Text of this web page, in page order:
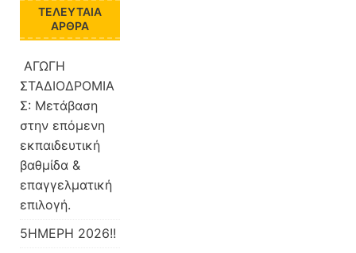
ΤΕΛΕΥΤΑΊΑ
ΆΡΘΡΑ
ΑΓΩΓΗ
ΣΤΑΔΙΟΔΡΟΜΙΑ
Σ: Μετάβαση
στην επόμενη
εκπαιδευτική
βαθμίδα &
επαγγελματική
επιλογή.
5ΗΜΕΡΗ 2026!!